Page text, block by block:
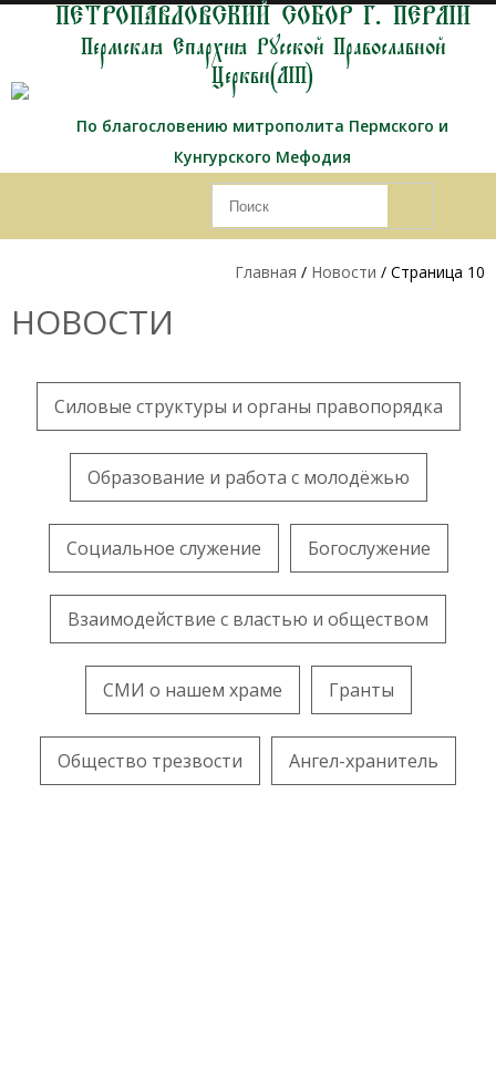
ПЕТРОПАВЛОВСКИЙ СОБОР Г. ПЕРМИ
Пермская Епархия Русской Православной
Церкви(МП)
По благословению митрополита Пермского и
Кунгурского Мефодия
Главная / Новости / Страница 10
НОВОСТИ
Силовые структуры и органы правопорядка
Образование и работа с молодёжью
Социальное служение Богослужение
Взаимодействие с властью и обществом
СМИ о нашем храме Гранты
Общество трезвости Ангел-хранитель